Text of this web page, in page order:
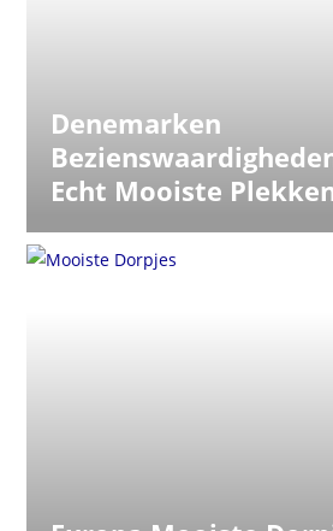
Denemarken
Echt Mooiste